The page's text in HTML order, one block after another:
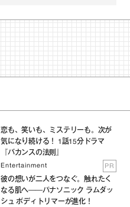
恋も、笑いも、ミステリーも。次が
気になり続ける！ 1話15分ドラマ
『バカンスの法則』
Entertainment PR
彼の想いが二人をつなぐ。触れたく
なる肌へ──パナソニック ラムダッ
シュ ボディトリマーが進化！